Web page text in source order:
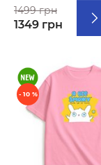
1499 грн
1349 грн
- 10 %